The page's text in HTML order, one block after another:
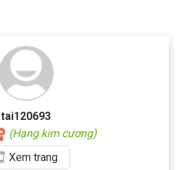
tai120693
(Hạng kim cương)
Xemtrang